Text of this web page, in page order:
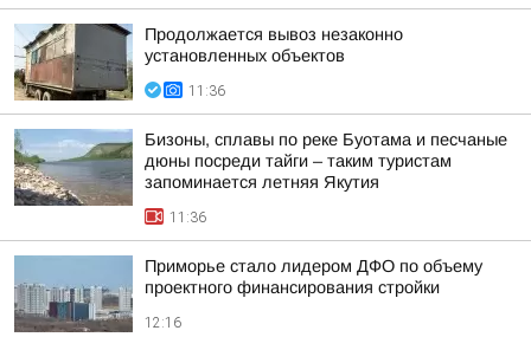
Продолжается вывоз незаконно
установленных объектов
11:36
Бизоны, сплавы по реке Буотама и песчаные
дюны посреди тайги – таким туристам
запоминается летняя Якутия
11:36
Приморье стало лидером ДФО по объему
проектного финансирования стройки
12:16